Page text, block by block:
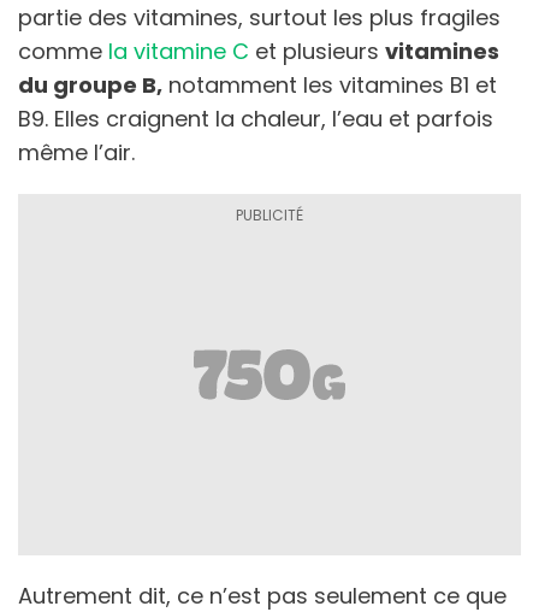
partie des vitamines, surtout les plus fragiles
comme la vitamine C et plusieurs vitamines
du groupe B, notamment les vitamines B1 et
B9. Elles craignent la chaleur, l’eau et parfois
même l’air.
Autrement dit, ce n’est pas seulement ce que